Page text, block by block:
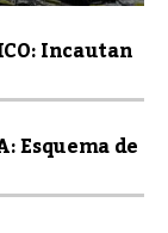
Incautan
Esquema de